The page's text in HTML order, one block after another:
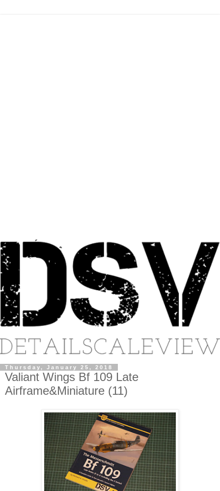
Thursday, January 25, 2018
Valiant Wings Bf 109 Late
Airframe&Miniature (11)